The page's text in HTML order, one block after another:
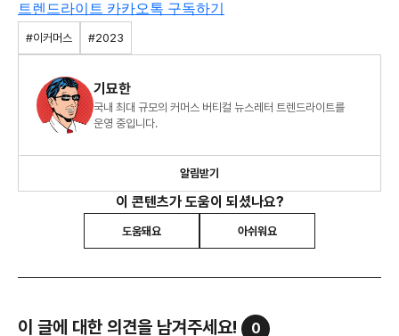
트렌드라이트 카카오톡 구독하기
#이커머스 #2023
기묘한
국내 최대 규모의 커머스 버티컬 뉴스레터 트렌드라이트를
운영 중입니다.
알림받기
이 콘텐츠가 도움이 되셨나요?
도움돼요 아쉬워요
이 글에 대한 의견을 남겨주세요! 0